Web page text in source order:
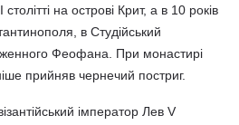
на острові Крит, а в 10 років
в Студійський
Феофана. При монастирі
прийняв чернечий постриг.
імператор Лев V